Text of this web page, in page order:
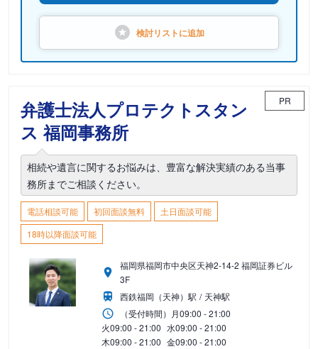
検討リストに追加
弁護士法人プロテクトスタン
ス 福岡事務所
PR
相続や遺言に関するお悩みは、豊富な解決実績のある当事
務所までご相談ください。
電話相談可能 初回面談無料
土日面談可能
18時以降面談可能
福岡県福岡市中央区天神2-14-2 福岡証券ビル
3F
西鉄福岡（天神）駅
天神駅
（受付時間） 月09:00 - 21:00
火09:00 - 21:00 水09:00 - 21:00
木09:00 - 21:00 金09:00 - 21:00